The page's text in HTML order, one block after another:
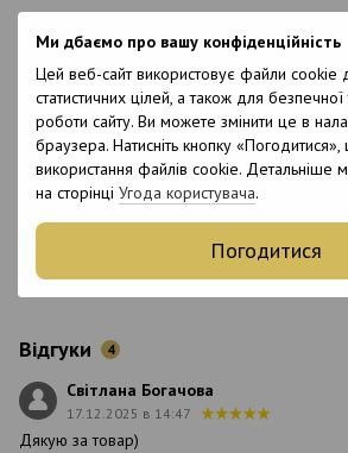
Ми дбаємо про вашу конфіденційність
Цей веб-сайт використовує файли cookie
статистичних цілей, а також для
роботи сайту. Ви можете змінити це в
браузера. Натисніть кнопку
використання файлів cookie. Детальніше
на сторінці Угода користувача.
Погодитися
Підходить для
вагітних
Термін
зберігання у
відкритому
вигляді
12 місяців
Склад
Aqua, Cysteine,
Cetrimonium Chloride,
Spinosa Kernel Oil, Citric
Methylisothiazolinone.
Відгуки 4
Світлана Богачова
17.12.2025 в 14:47
Дякую за товар)